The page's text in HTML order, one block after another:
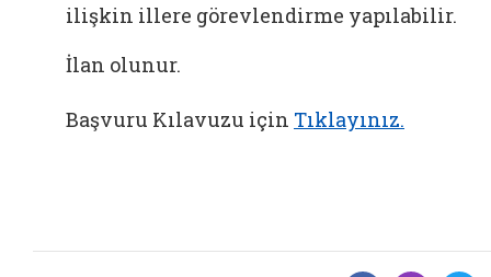
ilişkin illere görevlendirme yapılabilir.
İlan olunur.
Başvuru Kılavuzu için Tıklayınız.